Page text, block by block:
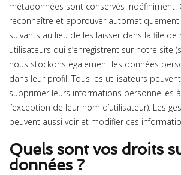
métadonnées sont conservés indéfiniment.
reconnaître et approuver
suivants au lieu de les laisser dans la file
utilisateurs qui s’enregistrent sur notre site
nous stockons également les données
dans leur profil. Tous les utilisateurs
supprimer leurs informations personnelles
l’exception de leur nom d’utilisateur). Les
peuvent aussi voir et modifier ces
Quels sont vos droits
données ?